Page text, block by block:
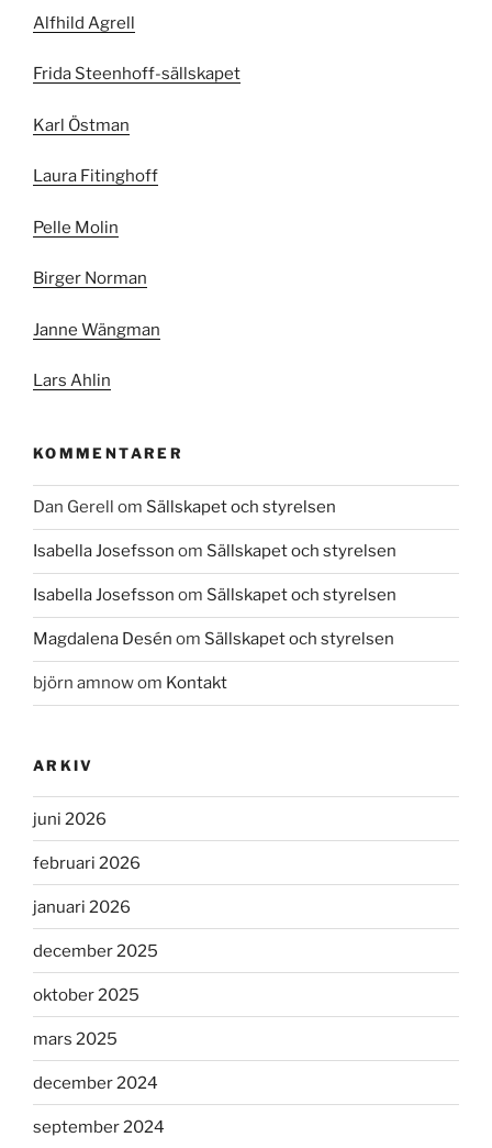
Alfhild Agrell
Frida Steenhoff-sällskapet
Karl Östman
Laura Fitinghoff
Pelle Molin
Birger Norman
Janne Wängman
Lars Ahlin
KOMMENTARER
Dan Gerell om Sällskapet och styrelsen
Isabella Josefsson om Sällskapet och styrelsen
Isabella Josefsson om Sällskapet och styrelsen
Magdalena Desén om Sällskapet och styrelsen
björn amnowom Kontakt
ARKIV
juni 2026
februari 2026
januari 2026
december 2025
oktober 2025
mars 2025
december 2024
september 2024